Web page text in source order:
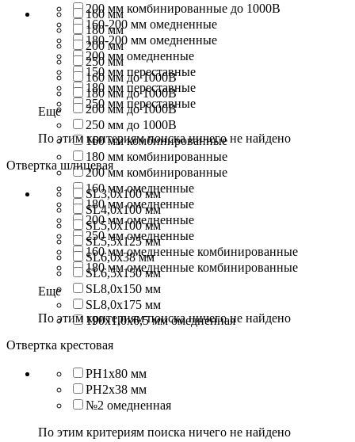
200 мм комбинированные до 1000В
160-200 мм омедненные
180-200 мм омедненные
200 мм омедненные
150 мм переставные
180 мм переставные
250 мм переставные
160 мм
180 мм
200 мм
250 мм
160 мм до 1000В
180 мм до 1000В
200 мм до 1000В
250 мм до 1000В
160 мм комбинированные
180 мм комбинированные
200 мм комбинированные
160 мм омедненные
180 мм омедненные
200 мм омедненные
250 мм омедненные
160 мм омедненные комбинированные
180 мм омедненные комбинированные
Еще
По этим критериям поиска ничего не найдено
Отвертка шлицевая
SL3,0x100 мм
SL4,0x100 мм
SL5,0х100 мм
SL5,5x125 мм
SL6,0х38 мм
SL6,5x150 мм
SL8,0х150 мм
SL8,0х175 мм
190х1,0х6,5 мм омедненная
Еще
По этим критериям поиска ничего не найдено
Отвертка крестовая
РН1х80 мм
РН2х38 мм
№2 омедненная
По этим критериям поиска ничего не найдено